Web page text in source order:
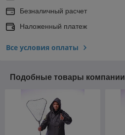
Безналичный расчет
Наложенный платеж
Все условия оплаты
Подобные товары компании